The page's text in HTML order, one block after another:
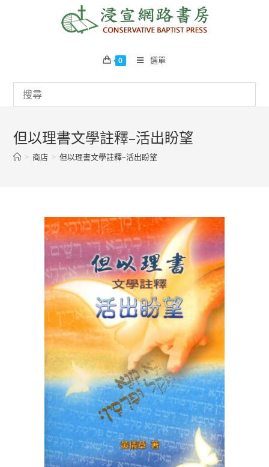
0 選單
但以理書文學註釋–活出盼望
> 商店 > 但以理書文學註釋–活出盼望